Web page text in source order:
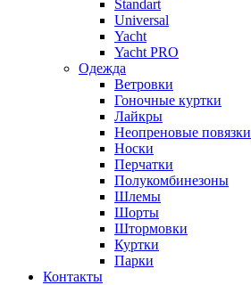
Standart
Universal
Yacht
Yacht PRO
Одежда
Ветровки
Гоночные куртки
Лайкры
Неопреновые повязки
Носки
Перчатки
Полукомбинезоны
Шлемы
Шорты
Штормовки
Куртки
Парки
Контакты